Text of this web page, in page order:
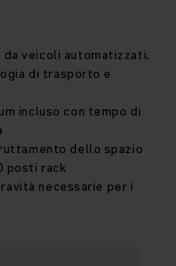
veicoli automatizzati,
di trasporto e
incluso con tempo di
dello spazio
posti rack
necessarie per i